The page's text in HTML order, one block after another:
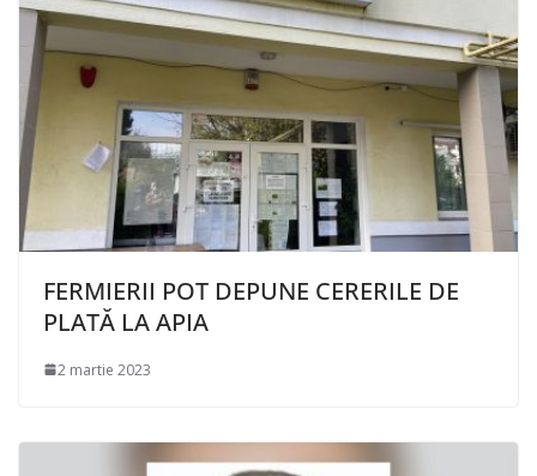
FERMIERII POT DEPUNE CERERILE DE
PLATĂ LA APIA
2 martie 2023